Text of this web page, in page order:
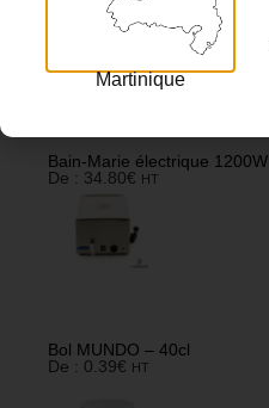
Bain-Marie électrique 1200W
De : 34.80€ HT
Bol MUNDO – 40cl
De : 0.39€ HT
Martinique